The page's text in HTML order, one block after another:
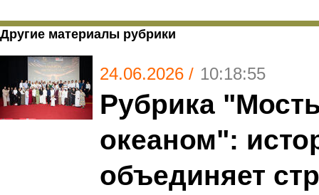
Другие материалы рубрики
24.06.2026 / 10:18:55
Рубрика
океаном":
объединяет